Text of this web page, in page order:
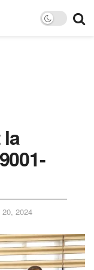
20, 2024